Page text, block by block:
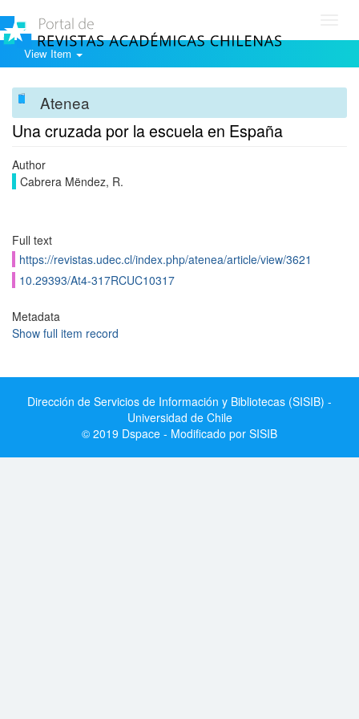
View Item
Atenea
Una cruzada por la escuela en España
Author
Cabrera Mëndez, R.
Full text
https://revistas.udec.cl/index.php/atenea/article/view/3621
10.29393/At4-317RCUC10317
Metadata
Show full item record
Dirección de Servicios de Información y Bibliotecas (SISIB) -
Universidad de Chile
© 2019 Dspace - Modificado por SISIB